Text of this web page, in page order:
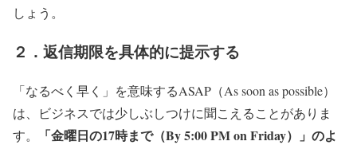
しょう。
２．返信期限を具体的に提示する
「なるべく早く」を意味するASAP（As soon as possible）
は、ビジネスでは少しぶしつけに聞こえることがありま
す。
「金曜日の17時まで（By 5:00 PM on Friday）」のよ